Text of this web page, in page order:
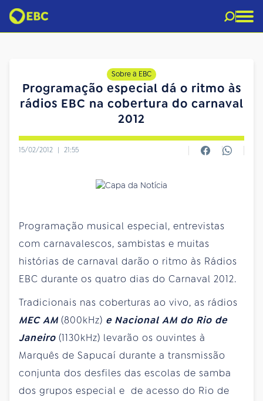
Sobre a EBC
Programação especial dá o ritmo às
rádios EBC na cobertura do carnaval
2012
15/02/2012 | 21:55
Programação musical especial, entrevistas
com carnavalescos, sambistas e muitas
histórias de carnaval darão o ritmo às Rádios
EBC durante os quatro dias do Carnaval 2012.
Tradicionais nas coberturas ao vivo, as rádios
MEC AM (800kHz) e Nacional AM do Rio de
Janeiro (1130kHz) levarão os ouvintes à
Marquês de Sapucaí durante a transmissão
conjunta dos desfiles das escolas de samba
dos grupos especial e de acesso do Rio de